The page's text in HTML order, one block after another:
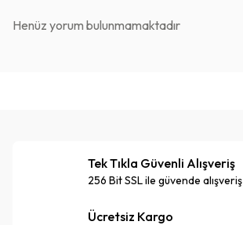
Henüz yorum bulunmamaktadır
Tek Tıkla Güvenli Alışveriş
256 Bit SSL ile güvende alışveriş
Ücretsiz Kargo